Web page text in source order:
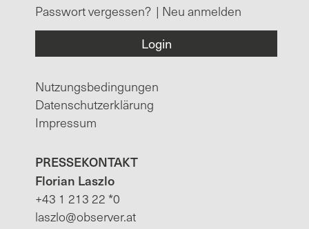
Passwort vergessen? | Neu anmelden
Nutzungsbedingungen
Datenschutzerklärung
Impressum
PRESSEKONTAKT
Florian Laszlo
+43 1 213 22 *0
laszlo@observer.at